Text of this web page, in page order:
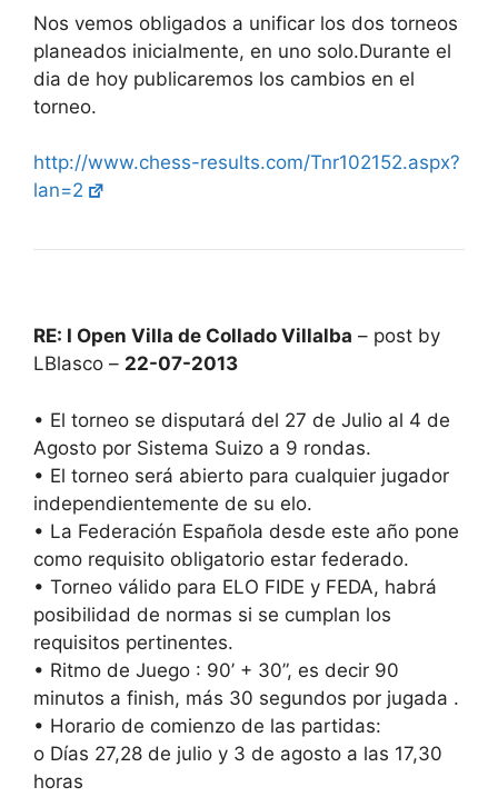
Nos vemos obligados a unificar los dos torneos
planeados inicialmente, en uno solo.Durante el
dia de hoy publicaremos los cambios en el
torneo.
http://www.chess-results.com/Tnr102152.aspx?
lan=2
RE: I Open Villa de Collado Villalba – post by
LBlasco – 22-07-2013
• El torneo se disputará del 27 de Julio al 4 de
Agosto por Sistema Suizo a 9 rondas.
• El torneo será abierto para cualquier jugador
independientemente de su elo.
• La Federación Española desde este año pone
como requisito obligatorio estar federado.
• Torneo válido para ELO FIDE y FEDA, habrá
posibilidad de normas si se cumplan los
requisitos pertinentes.
• Ritmo de Juego : 90’ + 30”, es decir 90
minutos a finish, más 30 segundos por jugada .
• Horario de comienzo de las partidas:
o Días 27,28 de julio y 3 de agosto a las 17,30
horas